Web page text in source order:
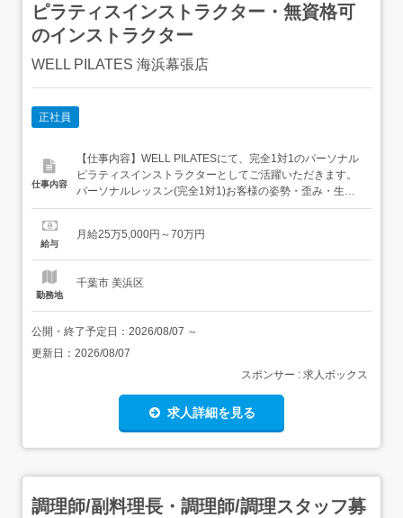
ピラティスインストラクター・無資格可
のインストラクター
WELL PILATES 海浜幕張店
正社員
仕事内容
【仕事内容】WELL PILATESにて、完全1対1のパーソナル
ピラティスインストラクターとしてご活躍いただきます。
パーソナルレッスン(完全1対1)お客様の姿勢・歪み・生活
習慣を丁寧に読み取り、毎回オーダーメイドのプログラム
づき、その日の状態に合わせた最適な指導が可能です。ご
給与
月給25万5,000円～70万円
勤務地
千葉市 美浜区
公開・終了予定日： 2026/08/07 ～
更新日： 2026/08/07
スポンサー : 求人ボックス
求人詳細を見る
調理師/副料理長・調理師/調理スタッフ募